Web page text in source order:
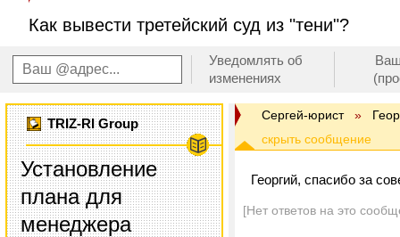
Как вывести третейский суд из "тени"?
Уведомлять об
изменениях
TRIZ-RI Group
Установление
плана для
менеджера
Сергей-юрист »
Георгий, спасибо за
[Нет ответов на это